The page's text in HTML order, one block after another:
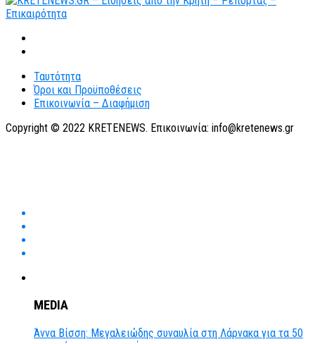
Ταυτότητα
Όροι και Προϋποθέσεις
Επικοινωνία – Διαφήμιση
Copyright © 2022 KRETENEWS. Επικοινωνία: info@kretenews.gr
MEDIA
Άννα Βίσση: Μεγαλειώδης συναυλία στη Λάρνακα για τα 50